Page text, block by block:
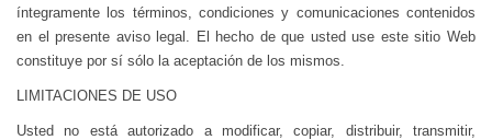
íntegramente los términos, condiciones y comunicaciones contenidos
en el presente aviso legal. El hecho de que usted use este sitio Web
constituye por sí sólo la aceptación de los mismos.
LIMITACIONES DE USO
Usted no está autorizado a modificar, copiar, distribuir, transmitir,